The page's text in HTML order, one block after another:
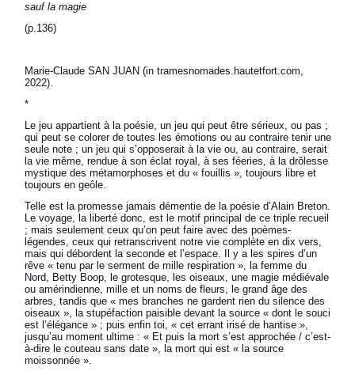
sauf la magie
(p.136)
Marie-Claude SAN JUAN (in tramesnomades.hautetfort.com,
2022).
*
Le jeu appartient à la poésie, un jeu qui peut être sérieux, ou pas ;
qui peut se colorer de toutes les émotions ou au contraire tenir une
seule note ; un jeu qui s’opposerait à la vie ou, au contraire, serait
la vie même, rendue à son éclat royal, à ses féeries, à la drôlesse
mystique des métamorphoses et du « fouillis », toujours libre et
toujours en geôle.
Telle est la promesse jamais démentie de la poésie d’Alain Breton.
Le voyage, la liberté donc, est le motif principal de ce triple recueil
; mais seulement ceux qu’on peut faire avec des poèmes-
légendes, ceux qui retranscrivent notre vie complète en dix vers,
mais qui débordent la seconde et l’espace. Il y a les spires d’un
rêve « tenu par le serment de mille respiration », la femme du
Nord, Betty Boop, le grotesque, les oiseaux, une magie médiévale
ou amérindienne, mille et un noms de fleurs, le grand âge des
arbres, tandis que « mes branches ne gardent rien du silence des
oiseaux », la stupéfaction paisible devant la source « dont le souci
est l’élégance » ; puis enfin toi, « cet errant irisé de hantise »,
jusqu’au moment ultime : « Et puis la mort s’est approchée / c’est-
à-dire le couteau sans date », la mort qui est « la source
moissonnée ».